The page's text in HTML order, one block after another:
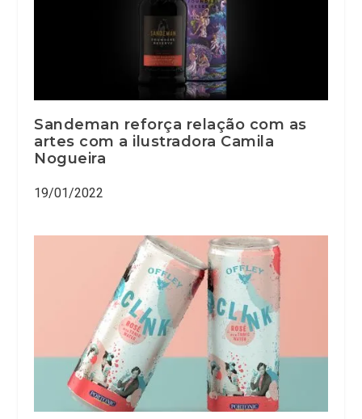
Sandeman reforça relação com as
artes com a ilustradora Camila
Nogueira
19/01/2022